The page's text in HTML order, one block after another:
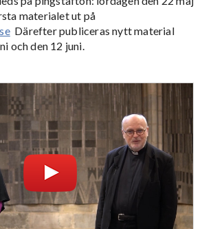
materialet ut på
Därefter publiceras nytt material
och den 12 juni.